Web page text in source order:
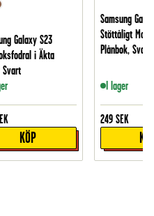
Galaxy S23
i Äkta
Svart
KÖP
Samsung
Stöttåligt
Plånbok, Svart
I lager
249 SEK